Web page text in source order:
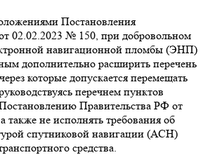
Постановления
02.02.2023 № 150, при добровольном
навигационной пломбы (ЭНП)
дополнительно расширить перечень
которые допускается перемещать
перечнем пунктов
Правительства РФ от
также не исполнять требования об
спутниковой навигации (АСН)
средства.